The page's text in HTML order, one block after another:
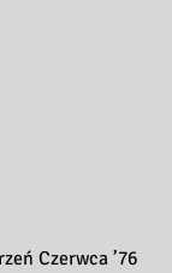
Czerwca ’76